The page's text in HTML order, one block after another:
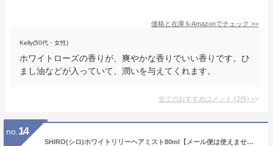
価格と在庫をAmazonでチェック >>
Kelly(50代・女性)
ホワイトローズの香りが、爽やかな香りでいい香りです。ひ
まし油などが入っていて、潤いを与えてくれます。
全てのおすすめコメント (2件) >
no. 14
SHIRO(シロ)ホワイトリリーヘアミスト80ml【メール便は使えません】